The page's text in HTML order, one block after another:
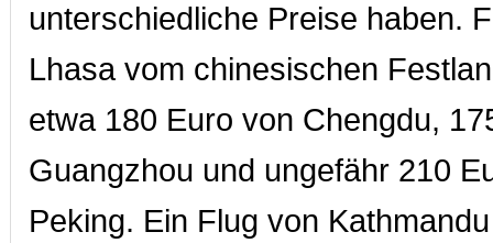
unterschiedliche Preise haben.
Lhasa vom chinesischen
etwa 180 Euro von Chengdu,
Guangzhou und ungefähr 210
Peking. Ein Flug von